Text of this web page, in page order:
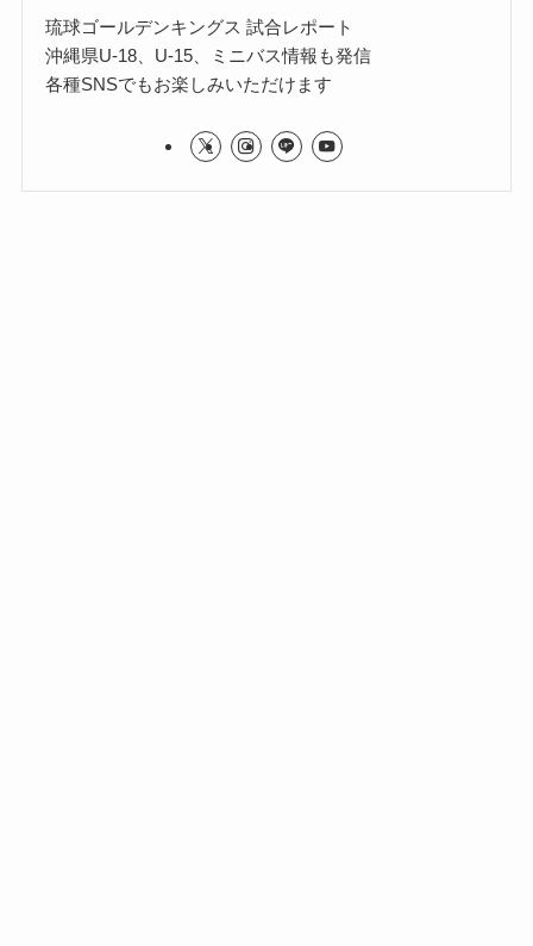
琉球ゴールデンキングス 試合レポート
沖縄県U-18、U-15、ミニバス情報も発信
各種SNSでもお楽しみいただけます